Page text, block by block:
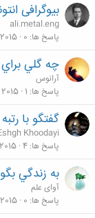
بیوگرافی
ali.metal.eng
پاسخ ها 0
چه گلي
آرانوس
پاسخ ها 1
گفتگو با
Khoodayi
پاسخ ها 4
به زندگي
آوای علم
پاسخ ها 0